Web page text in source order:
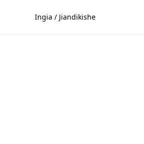
Ingia / Jiandikishe